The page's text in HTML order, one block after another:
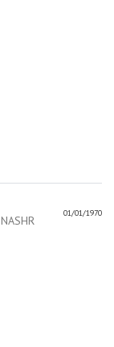
01/01/1970
NASHR